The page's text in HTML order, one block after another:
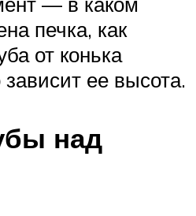
печка, как
от конька
ее высота.
над